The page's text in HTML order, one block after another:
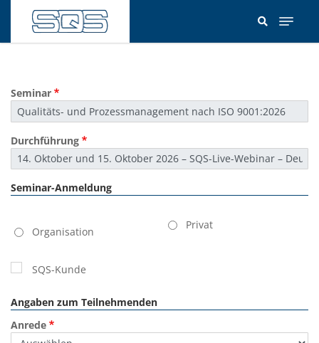
Inhalt
Seminar
Durchführung
Seminar-Anmeldung
Organisation
Privat
SQS-Kunde
Angaben zum Teilnehmenden
Anrede